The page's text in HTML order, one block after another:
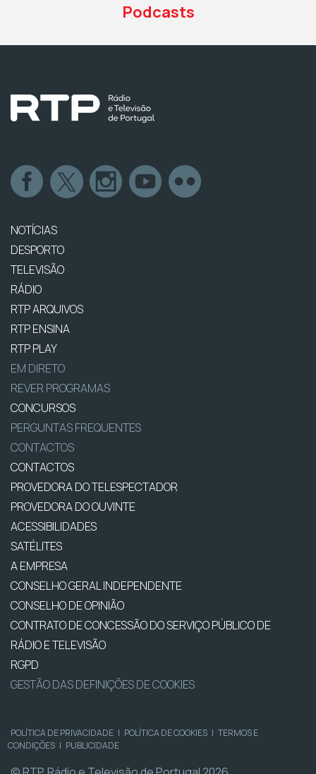
Podcasts
NOTÍCIAS
DESPORTO
TELEVISÃO
RÁDIO
RTP ARQUIVOS
RTP ENSINA
RTP PLAY
EM DIRETO
REVER PROGRAMAS
CONCURSOS
PERGUNTAS FREQUENTES
CONTACTOS
CONTACTOS
PROVEDORA DO TELESPECTADOR
PROVEDORA DO OUVINTE
ACESSIBILIDADES
SATÉLITES
A EMPRESA
CONSELHO GERAL INDEPENDENTE
CONSELHO DE OPINIÃO
CONTRATO DE CONCESSÃO DO SERVIÇO PÚBLICO DE
RÁDIO E TELEVISÃO
RGPD
GESTÃO DAS DEFINIÇÕES DE COOKIES
POLÍTICA DE PRIVACIDADE | POLÍTICA DE COOKIES | TERMOS E
CONDIÇÕES | PUBLICIDADE